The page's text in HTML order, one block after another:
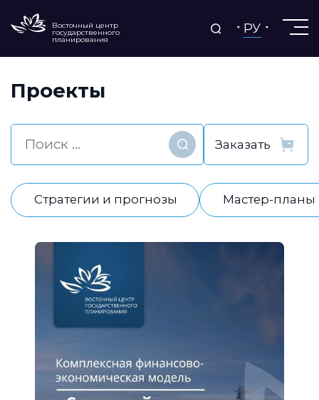
Восточный центр
государственного
планирования
РУ
Проекты
Найти
Стратегии и прогнозы Мастер-планы